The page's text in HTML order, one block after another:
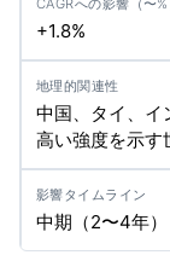
+1.8%
中国、タイ、イ
高い強度を示す
中期（2〜4年）